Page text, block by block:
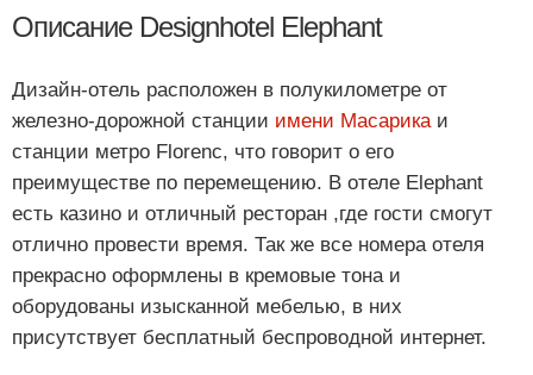
Описание Designhotel Elephant
Дизайн-отель расположен в полукилометре от
железно-дорожной станции имени Масарика и
станции метро Florenc, что говорит о его
преимуществе по перемещению. В отеле Elephant
есть казино и отличный ресторан ,где гости смогут
отлично провести время. Так же все номера отеля
прекрасно оформлены в кремовые тона и
оборудованы изысканной мебелью, в них
присутствует бесплатный беспроводной интернет.